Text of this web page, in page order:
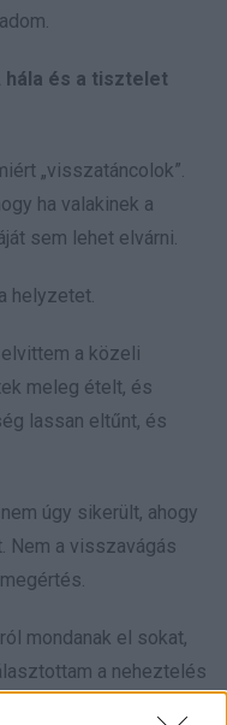
hála és a tisztelet
„visszatáncolok”.
ha valakinek a
sem lehet elvárni.
helyzetet.
a közeli
meleg ételt, és
lassan eltűnt, és
úgy sikerült, ahogy
Nem a visszavágás
mondanak el sokat,
a neheztelés